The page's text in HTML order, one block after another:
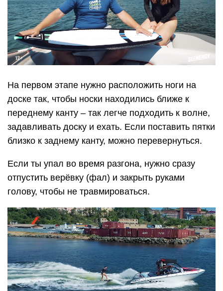
На первом этапе нужно расположить ноги на
доске так, чтобы носки находились ближе к
переднему канту – так легче подходить к волне,
задавливать доску и ехать. Если поставить пятки
близко к заднему канту, можно перевернуться.
Если ты упал во время разгона, нужно сразу
отпустить верёвку (фал) и закрыть руками
голову, чтобы не травмироваться.